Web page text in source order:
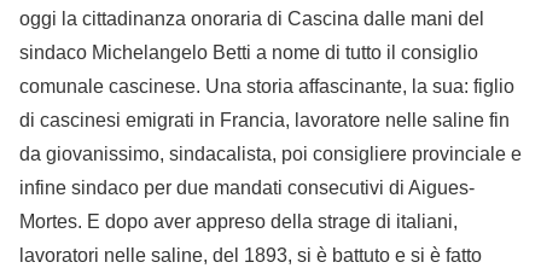
oggi la cittadinanza onoraria di Cascina dalle mani del
sindaco Michelangelo Betti a nome di tutto il consiglio
comunale cascinese. Una storia affascinante, la sua: figlio
di cascinesi emigrati in Francia, lavoratore nelle saline fin
da giovanissimo, sindacalista, poi consigliere provinciale e
infine sindaco per due mandati consecutivi di Aigues-
Mortes. E dopo aver appreso della strage di italiani,
lavoratori nelle saline, del 1893, si è battuto e si è fatto